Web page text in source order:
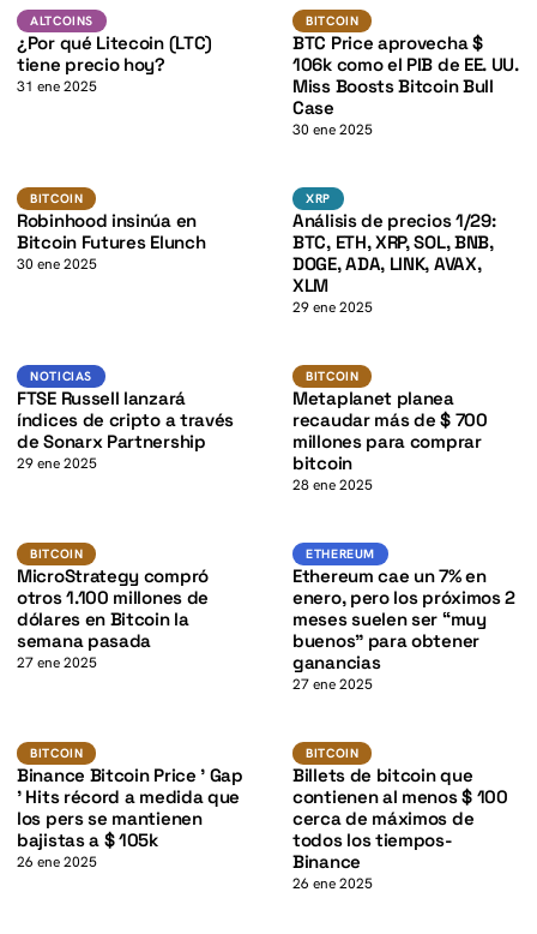
ALTCOINS
ALTCOINS
¿Por qué Litecoin (LTC)
tiene precio hoy?
31 ene 2025
BITCOIN
BITCOIN
BTC Price aprovecha $
106k como el PIB de EE. UU.
Miss Boosts Bitcoin Bull
Case
30 ene 2025
BITCOIN BTC
K
BITCOIN
Robinhood insinúa en
Bitcoin Futures Elunch
30 ene 2025
XRPXRP
Análisis de precios 1/29:
BTC, ETH, XRP, SOL, BNB,
DOGE, ADA, LINK, AVAX,
XLM
29 ene 2025
Noticias
K
NOTICIAS
FTSE Russell lanzará
índices de cripto a través
de Sonarx Partnership
29 ene 2025
BITCOINBTC
BITCOIN
Metaplanet planea
recaudar más de $ 700
millones para comprar
bitcoin
28 ene 2025
BITCOIN K
BITCOIN
MicroStrategy compró
otros 1.100 millones de
dólares en Bitcoin la
semana pasada
27 ene 2025
ETHEREUMETH
ETHEREUM
Ethereum cae un 7% en
enero, pero los próximos 2
meses suelen ser “muy
buenos” para obtener
ganancias
27 ene 2025
BITCOIN K
BITCOIN
Binance Bitcoin Price ' Gap
' Hits récord a medida que
los pers se mantienen
bajistas a $ 105k
26 ene 2025
BITCOIN BTC
BITCOIN
Billets de bitcoin que
contienen al menos $ 100
cerca de máximos de
todos los tiempos-
Binance
26 ene 2025